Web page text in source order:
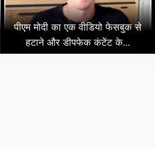
पीएम मोदी का एक वीडियो फेसबुक से
हटाने और डीपफेक कंटेंट के...